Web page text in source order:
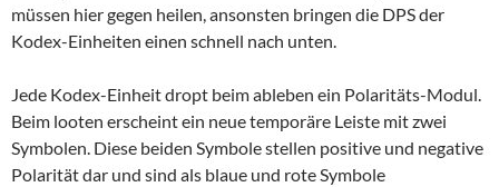
müssen hier gegen heilen, ansonsten bringen die DPS der
Kodex-Einheiten einen schnell nach unten.
Jede Kodex-Einheit dropt beim ableben ein Polaritäts-Modul.
Beim looten erscheint ein neue temporäre Leiste mit zwei
Symbolen. Diese beiden Symbole stellen positive und negative
Polarität dar und sind als blaue und rote Symbole